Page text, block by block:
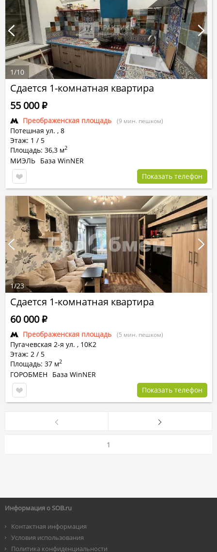
Сдается 1-комнатная квартира
Преображенская площадь (9 мин. пешком)
Потешная ул. , 8
Этаж: 1 / 5
Площадь: 36,3 м2
55 000Р
МИЭЛЬ База WinNER
Показать телефон
1/10
Сдается 1-комнатная квартира
Преображенская площадь (5 мин. пешком)
Пугачевская 2-я ул. , 10К2
Этаж: 2 / 5
Площадь: 37 м2
60 000Р
ГОРОБМЕН
База WinNER
Показать телефон
1/23
1
Информация о SOB.ru
Контактная информация
Условия использования
Политика конфиденциальности